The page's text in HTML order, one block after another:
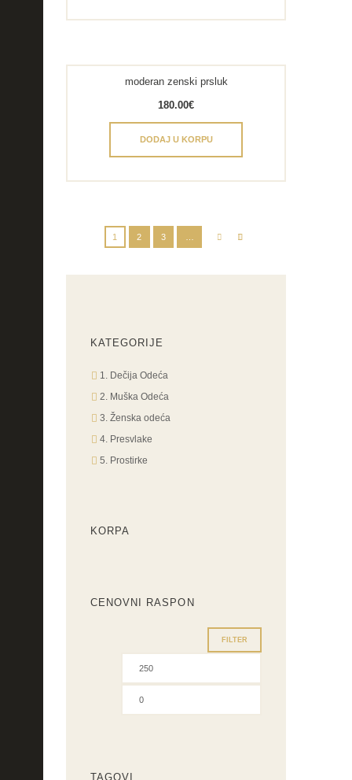
moderan zenski prsluk
180.00€
DODAJ U KORPU
1 2 3
KATEGORIJE
1. Dečija Odeća
2. Muška Odeća
3. Ženska odeća
4. Presvlake
5. Prostirke
KORPA
CENOVNI RASPON
FILTER
TAGOVI